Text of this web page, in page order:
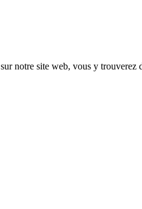
sur notre site web, vous y trouverez